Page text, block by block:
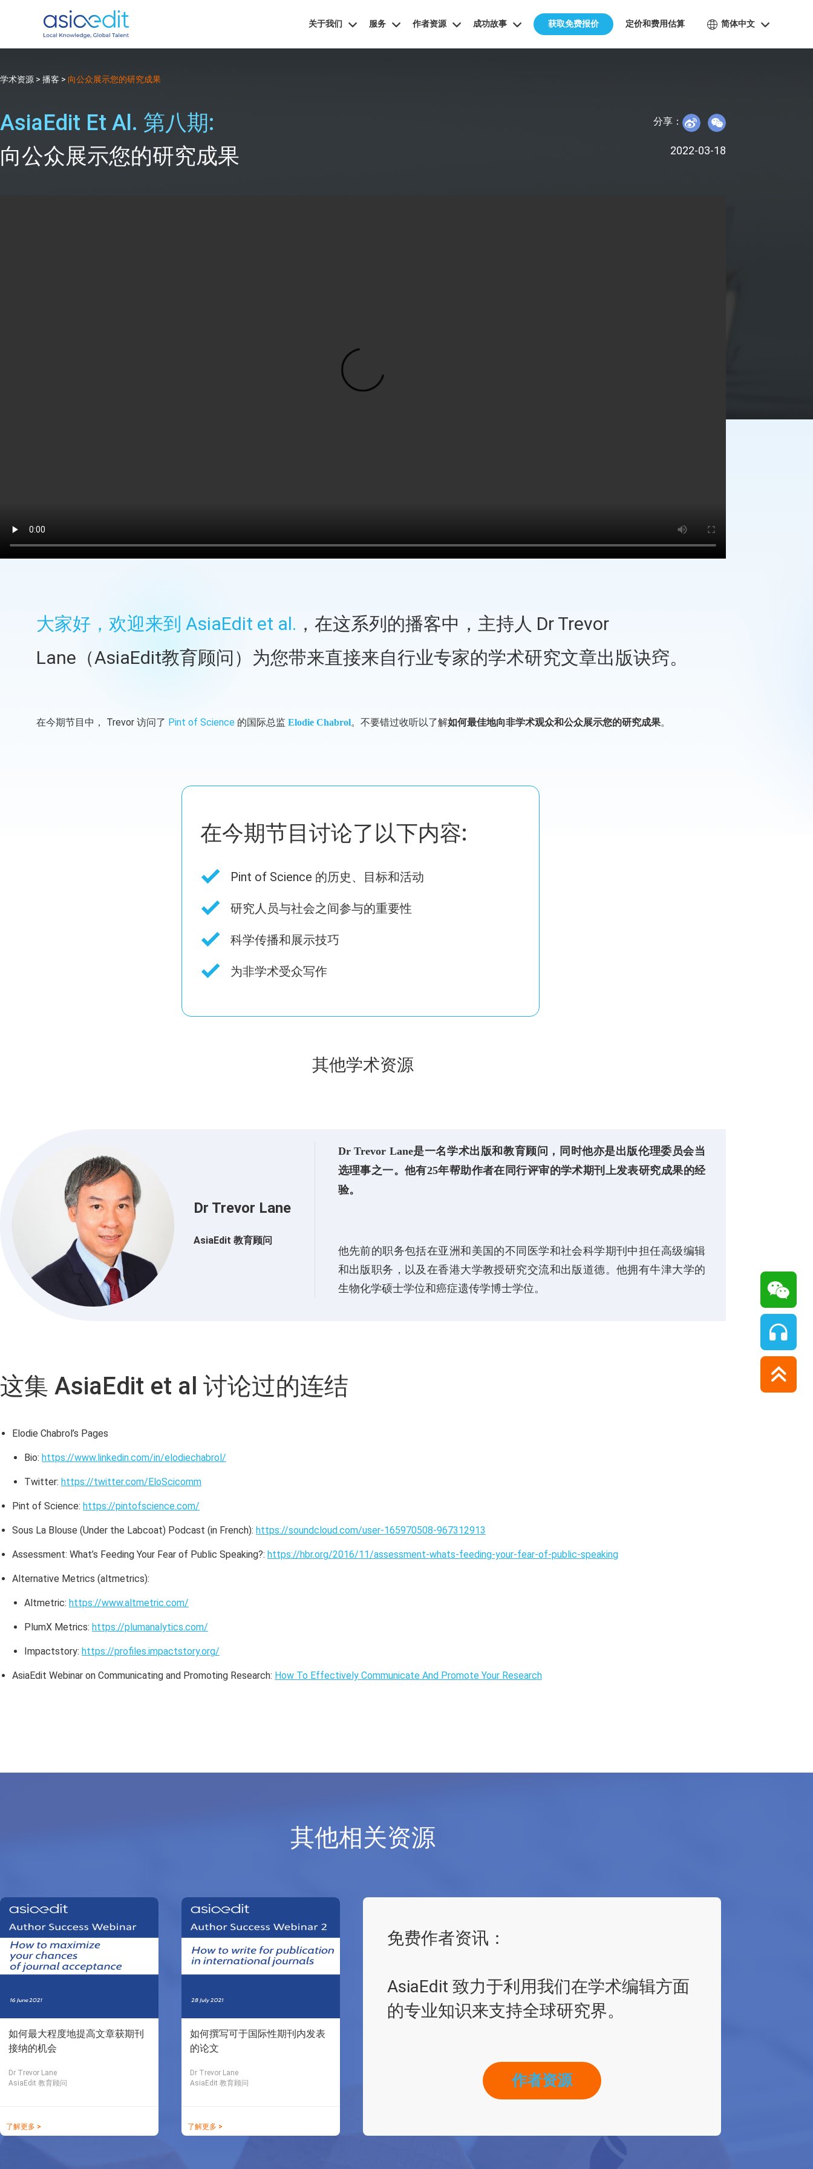
关于我们 服务 作者资源 成功故事 获取免费报价 定价和费用估算 简体中文
学术资源 > 播客 > 向公众展示您的研究成果
AsiaEdit Et Al. 第八期: 分享：
向公众展示您的研究成果 2022-03-18
大家好，欢迎来到 AsiaEdit et al. ，在这系列的播客中，主持人 Dr Trevor
Lane（AsiaEdit教育顾问）为您带来直接来自行业专家的学术研究文章出版诀窍。
在今期节目中， Trevor 访问了 Pint of Science 的国际总监 Elodie Chabrol。不要错过收听以了解如何最佳地向非学术观众和公众展示您的研究成果。
在今期节目讨论了以下内容:
Pint of Science 的历史、目标和活动
研究人员与社会之间参与的重要性
科学传播和展示技巧
为非学术受众写作
其他学术资源
Dr Trevor Lane
AsiaEdit 教育顾问
Dr Trevor Lane是一名学术出版和教育顾问，同时他亦是出版伦理委员会当
选理事之一。他有25年帮助作者在同行评审的学术期刊上发表研究成果的经
验。
他先前的职务包括在亚洲和美国的不同医学和社会科学期刊中担任高级编辑
和出版职务，以及在香港大学教授研究交流和出版道德。他拥有牛津大学的
生物化学硕士学位和癌症遗传学博士学位。
这集 AsiaEdit et al 讨论过的连结
Elodie Chabrol’s Pages
Bio: https://www.linkedin.com/in/elodiechabrol/
Twitter: https://twitter.com/EloScicomm
Pint of Science: https://pintofscience.com/
Sous La Blouse (Under the Labcoat) Podcast (in French): https://soundcloud.com/user-165970508-967312913
Assessment: What’s Feeding Your Fear of Public Speaking?: https://hbr.org/2016/11/assessment-whats-feeding-your-fear-of-public-speaking
Alternative Metrics (altmetrics):
Altmetric: https://www.altmetric.com/
PlumX Metrics: https://plumanalytics.com/
Impactstory: https://profiles.impactstory.org/
AsiaEdit Webinar on Communicating and Promoting Research: How To Effectively Communicate And Promote Your Research
其他相关资源
如何最大程度地提高文章获期刊
接纳的机会
Dr Trevor Lane
AsiaEdit 教育顾问
了解更多 >
如何撰写可于国际性期刊内发表
的论文
Dr Trevor Lane
AsiaEdit 教育顾问
了解更多 >
免费作者资讯：
AsiaEdit 致力于利用我们在学术编辑方面
的专业知识来支持全球研究界。
作者资源